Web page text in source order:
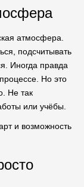
атмосфера.
подсчитывать
Иногда правда
Но это
Не так
или учёбы.
и возможность